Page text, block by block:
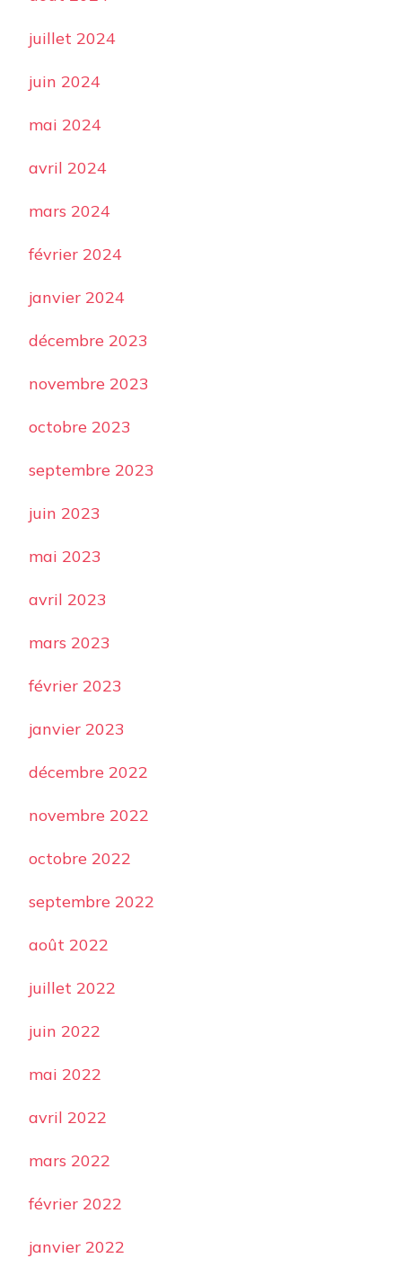
juillet 2024
juin 2024
mai 2024
avril 2024
mars 2024
février 2024
janvier 2024
décembre 2023
novembre 2023
octobre 2023
septembre 2023
juin 2023
mai 2023
avril 2023
mars 2023
février 2023
janvier 2023
décembre 2022
novembre 2022
octobre 2022
septembre 2022
août 2022
juillet 2022
juin 2022
mai 2022
avril 2022
mars 2022
février 2022
janvier 2022